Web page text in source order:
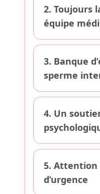
2. Toujours
équipe
3. Banque
sperme
4. Un
5. Attention
d’urgence